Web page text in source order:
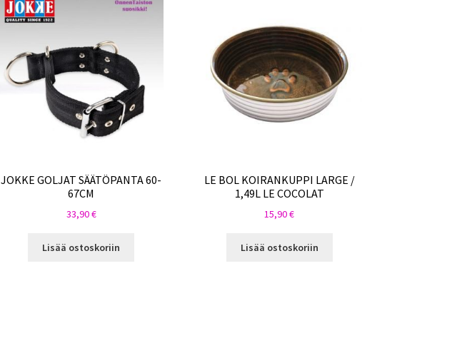
JOKKE GOLJAT SÄÄTÖPANTA 60-
67CM
33,90€
Lisää ostoskoriin
LE BOL KOIRANKUPPI LARGE /
1,49L LE COCOLAT
15,90€
Lisää ostoskoriin